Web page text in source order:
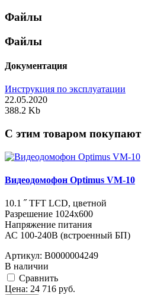
Файлы
Файлы
Документация
Инструкция по эксплуатации
22.05.2020
388.2 Kb
C этим товаром покупают
Видеодомофон Optimus VM-10
10.1 ˝ TFT LCD, цветной
Разрешение 1024x600
Напряжение питания
АС 100-240В (встроенный БП)
Артикул: В0000004249
В наличии
Cравнить
Цена: 24 716 руб.